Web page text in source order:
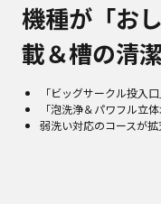
機種が「お
載＆槽の清
「ビッグサークル投入
「泡洗浄＆パワフル立
弱洗い対応のコースが